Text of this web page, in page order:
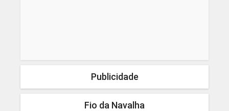
Publicidade
Fio da Navalha